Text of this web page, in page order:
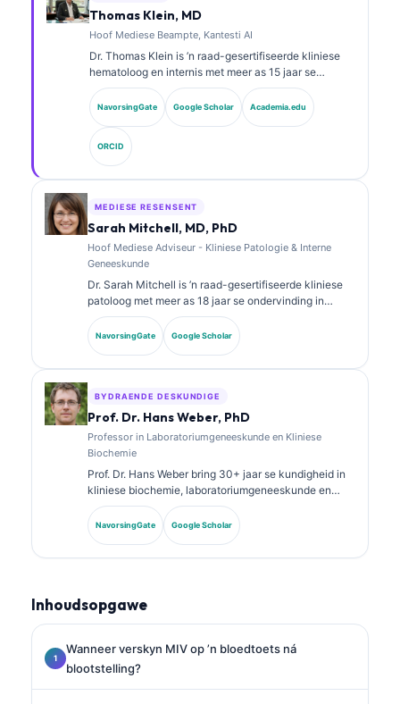
Thomas Klein, MD
Hoof Mediese Beampte, Kantesti AI
Dr. Thomas Klein is ’n raad-gesertifiseerde kliniese
hematoloog en internis met meer as 15 jaar se
ondervinding in laboratoriumgeneeskunde en KI-
ondersteunde kliniese analise. As Hoof Mediese
Beampte by Kantesti AI verskaf hy kliniese toesig oor
die mediese akkuraatheid van die eie neurale
netwerk. Dr. Klein het uitgebreid gepubliseer oor
biomerkeraanpassing en laboratoriumdiagnostiek oor
laboratoriumgeneeskunde-onderwerpe.
NavorsingGate Google Scholar Academia.edu
ORCID
MEDIESE RESENSENT
Sarah Mitchell, MD, PhD
Hoof Mediese Adviseur - Kliniese Patologie & Interne
Geneeskunde
Dr. Sarah Mitchell is ’n raad-gesertifiseerde kliniese
patoloog met meer as 18 jaar se ondervinding in
laboratoriumgeneeskunde en diagnostiese analise.
Sy het spesialissertifisering in kliniese chemie en het
uitgebreid gepubliseer oor biomerkerpanele en
NavorsingGate Google Scholar
BYDRAENDE DESKUNDIGE
Prof. Dr. Hans Weber, PhD
Professor in Laboratoriumgeneeskunde en Kliniese
Biochemie
Prof. Dr. Hans Weber bring 30+ jaar se kundigheid in
kliniese biochemie, laboratoriumgeneeskunde en
biomarker-navorsing. Voormalige President van die
Duitse Vereniging vir Kliniese Chemie, spesialiseer hy
in diagnostiese paneelanalise, biomarker-
NavorsingGate Google Scholar
Inhoudsopgawe
Wanneer verskyn MIV op ’n bloedtoets ná
blootstelling?